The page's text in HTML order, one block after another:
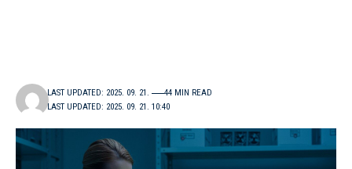
LAST UPDATED: 2025. 09. 21. 10:40
LAST UPDATED: 2025. 09. 21. 44 MIN READ